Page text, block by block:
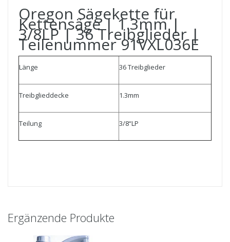
Oregon Sägekette für
Kettensäge | 1.3mm |
3/8LP | 36 Treibglieder |
Teilenummer 91VXL036E
Länge 36 Treibglieder
Treibglieddecke 1.3mm
Teilung 3/8“LP
Ergänzende Produkte